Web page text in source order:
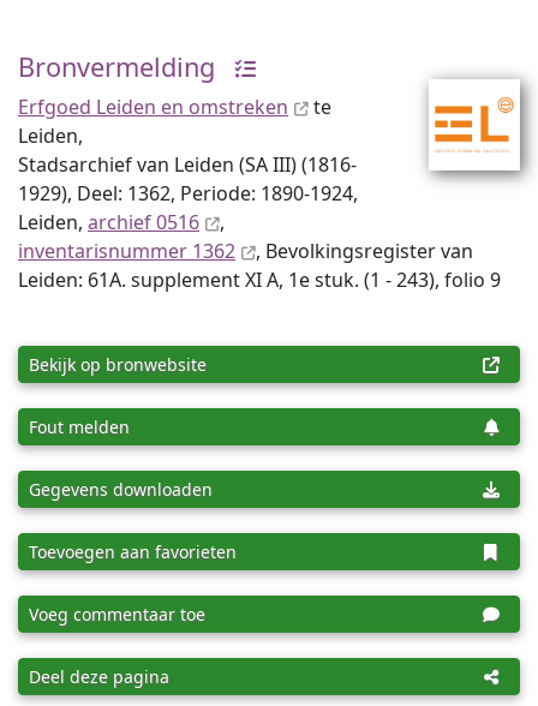
Bronvermelding
Erfgoed Leiden en omstreken
te
Leiden,
Stadsarchief van Leiden (SA III) (1816-
1929), Deel: 1362, Periode: 1890-1924,
Leiden, archief 0516
,
inventaris­num­mer 1362
, Bevolkingsregister van
Leiden: 61A. supplement XI A, 1e stuk. (1 - 243), folio 9
Bekijk op bronwebsite
Fout melden
Gegevens downloaden
Toevoegen aan favorieten
Voeg commentaar toe
Deel deze pagina